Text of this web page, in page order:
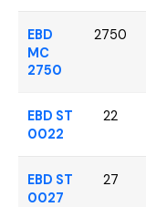
EBD
MC
2750
2750
EBD ST
0022
22
EBD ST
0027
27